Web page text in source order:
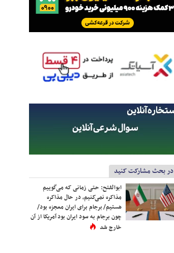
در بحث مشارکت کنید
ابوالفتح: حتی زمانی که می‌گوییم
مذاکره نمی‌کنیم، در حال مذاکره
هستیم/ برجام برای ایران معجزه بود/
چون برجام به سود ایران بود آمریکا از آن
خارج شد